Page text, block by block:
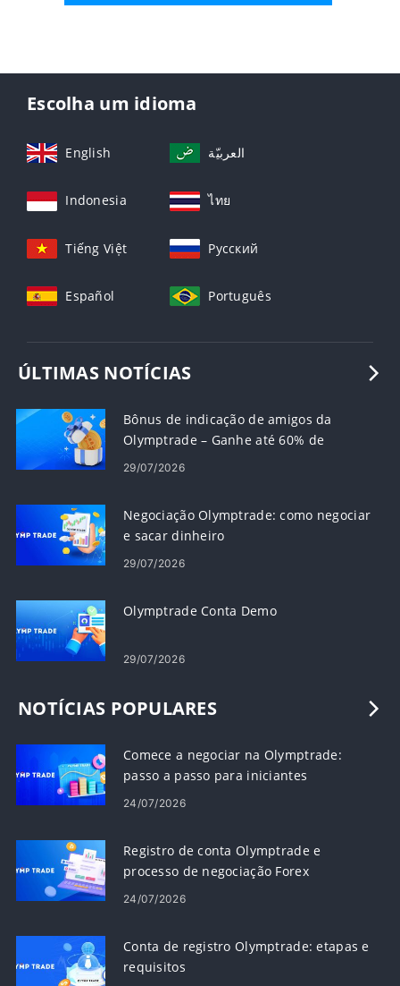
Escolha um idioma
English العربيّة
Indonesia ไทย
Tiếng Việt Русский
Español Português
ÚLTIMAS NOTÍCIAS
Bônus de indicação de amigos da
Olymptrade – Ganhe até 60% de
comissão sobre indicações
29/07/2026
Negociação Olymptrade: como negociar
e sacar dinheiro
29/07/2026
Olymptrade Conta Demo
29/07/2026
NOTÍCIAS POPULARES
Comece a negociar na Olymptrade:
passo a passo para iniciantes
24/07/2026
Registro de conta Olymptrade e
processo de negociação Forex
24/07/2026
Conta de registro Olymptrade: etapas e
requisitos